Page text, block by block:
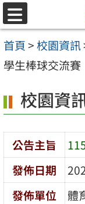
跳至主要內容區
選
單
首頁>校園資訊
學生棒球交流賽
校園資
公告主旨
發佈日期
發佈單位
體